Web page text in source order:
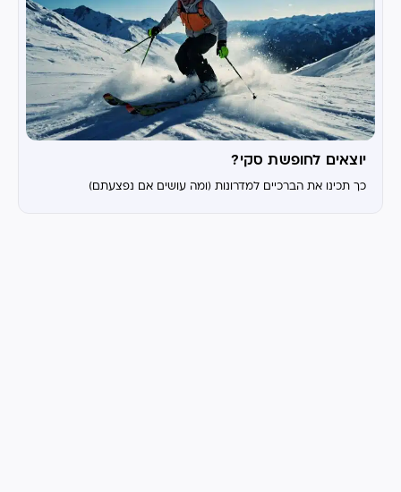
יוצאים לחופשת סקי?
כך תכינו את הברכיים למדרונות (ומה עושים אם נפצעתם)